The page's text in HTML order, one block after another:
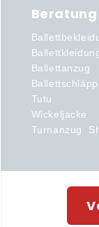
Ballettanzug
Tutu
Wickeljacke
Turnanzug